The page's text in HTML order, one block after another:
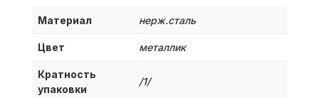
Материал нерж.сталь
Цвет металлик
Кратность
упаковки
/1/